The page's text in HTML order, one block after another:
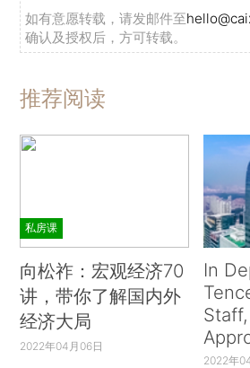
如有意愿转载，请发邮件至
确认及授权后，方可转载。
推荐阅读
私房课
向松祚：宏观经济70
讲，带你了解国内外
经济大局
2022年04月06日
In
Staff,
2022年